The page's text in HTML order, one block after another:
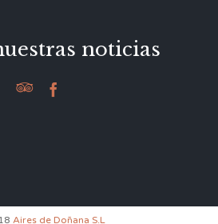
noticias
 
Aires de Doñana S.L